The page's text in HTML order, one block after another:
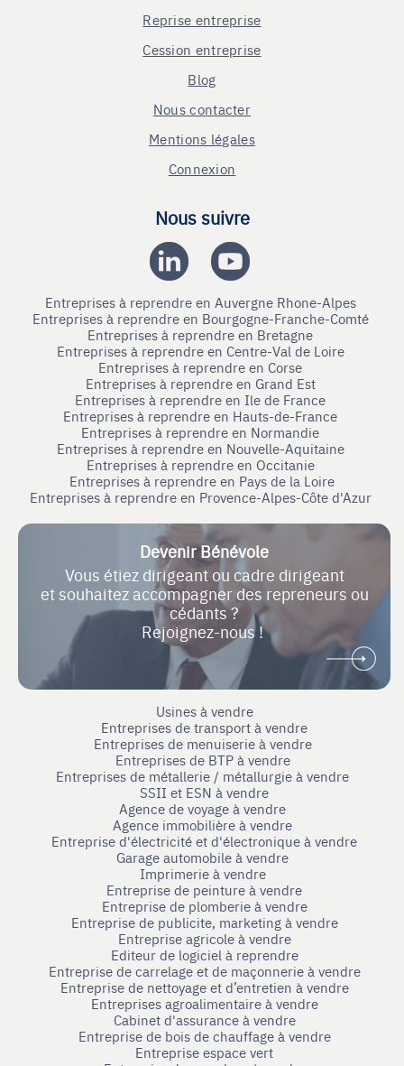
Reprise entreprise
Cession entreprise
Blog
Nous contacter
Mentions légales
Connexion
Nous suivre
Entreprises à reprendre en Auvergne Rhone-Alpes
Entreprises à reprendre en Bourgogne-Franche-Comté
Entreprises à reprendre en Bretagne
Entreprises à reprendre en Centre-Val de Loire
Entreprises à reprendre en Corse
Entreprises à reprendre en Grand Est
Entreprises à reprendre en Ile de France
Entreprises à reprendre en Hauts-de-France
Entreprises à reprendre en Normandie
Entreprises à reprendre en Nouvelle-Aquitaine
Entreprises à reprendre en Occitanie
Entreprises à reprendre en Pays de la Loire
Entreprises à reprendre en Provence-Alpes-Côte d'Azur
Devenir Bénévole
Vous étiez dirigeant ou cadre dirigeant
et souhaitez accompagner des repreneurs ou
cédants ?
Rejoignez-nous !
Usines à vendre
Entreprises de transport à vendre
Entreprises de menuiserie à vendre
Entreprises de BTP à vendre
Entreprises de métallerie / métallurgie à vendre
SSII et ESN à vendre
Agence de voyage à vendre
Agence immobilière à vendre
Entreprise d'électricité et d'électronique à vendre
Garage automobile à vendre
Imprimerie à vendre
Entreprise de peinture à vendre
Entreprise de plomberie à vendre
Entreprise de publicite, marketing à vendre
Entreprise agricole à vendre
Editeur de logiciel à reprendre
Entreprise de carrelage et de maçonnerie à vendre
Entreprise de nettoyage et d’entretien à vendre
Entreprises agroalimentaire à vendre
Cabinet d'assurance à vendre
Entreprise de bois de chauffage à vendre
Entreprise espace vert